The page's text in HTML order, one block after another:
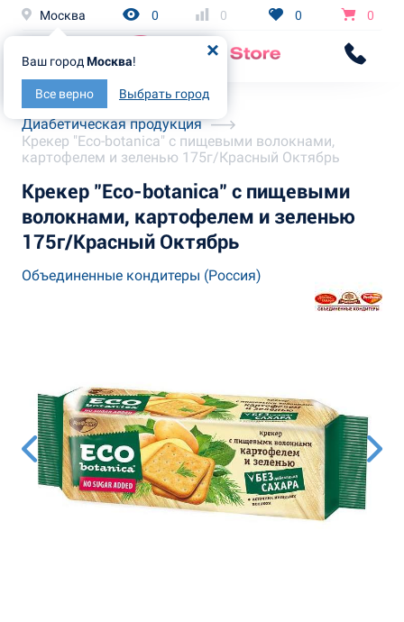
Москва
Ваш город Москва!
Все верно Выбрать город
0 0 0 0
Главная
Каталог
Диабетическая продукция
Крекер "Eco-botanica" с пищевыми волокнами,
картофелем и зеленью 175г/Красный Октябрь
Крекер "Eco-botanica" с пищевыми
волокнами, картофелем и зеленью
175г/Красный Октябрь
Объединенные кондитеры (Россия)